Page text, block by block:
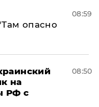
опасно
08:59
на
РФ с
08:50